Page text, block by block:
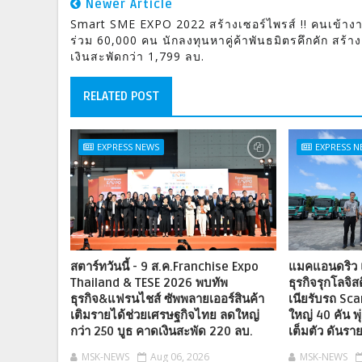
Newer Article
Smart SME EXPO 2022 สร้างเซอร์ไพรส์ !! คนเข้าง
ร่วม 60,000 คน นักลงทุนหาคู่ค้าพันธมิตรคึกคัก สร้าง
เงินสะพัดกว่า 1,799 ลบ.
RELATED POST
EXPRESS NEWS
สตาร์ทวันนี้ - 9 ส.ค.Franchise Expo
Thailand & TESE 2026 พบทัพ
ธุรกิจ&แฟรนไชส์ ซัพพลายเออร์สินค้า
เติมรายได้ช่วยเศรษฐกิจไทย ลดใหญ่
กว่า 250 บูธ คาดเงินสะพัด 220 ลบ.
MSK-NEWS Aug 06, 2026
EXPRESS
แมคแอนดริว
ธุรกิจรุกโลจิ
เนียรับรถ
ใหญ่ 40 คัน พุ่
เต็มตัว ดันรา
MSK-NEWS